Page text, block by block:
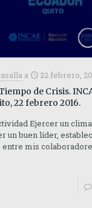
a
22 febrero,
de Crisis.
22 febrero 2016.
Ejercer un
un buen líder,
mis